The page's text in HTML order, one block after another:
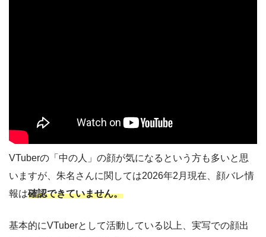
VTuberの「中の人」の顔が気になるという方も多いと思
いますが、朱名さんに関しては2026年2月現在、顔バレ情
報は確認できていません。
基本的にVTuberとして活動している以上、実写での顔出